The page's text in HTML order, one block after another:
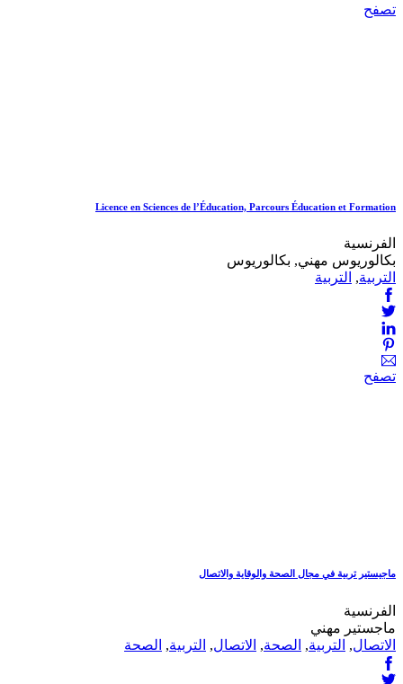
تصفح
Licence en Sciences de l’Éducation, Parcours Éducation et Formation
الفرنسية
بكالوريوس مهني, بكالوريوس
التربية, التربية
تصفح
ماجيستير تربية في مجال الصحة والوقاية والاتصال
الفرنسية
ماجستير مهني
الاتصال, التربية, الصحة, الاتصال, التربية, الصحة